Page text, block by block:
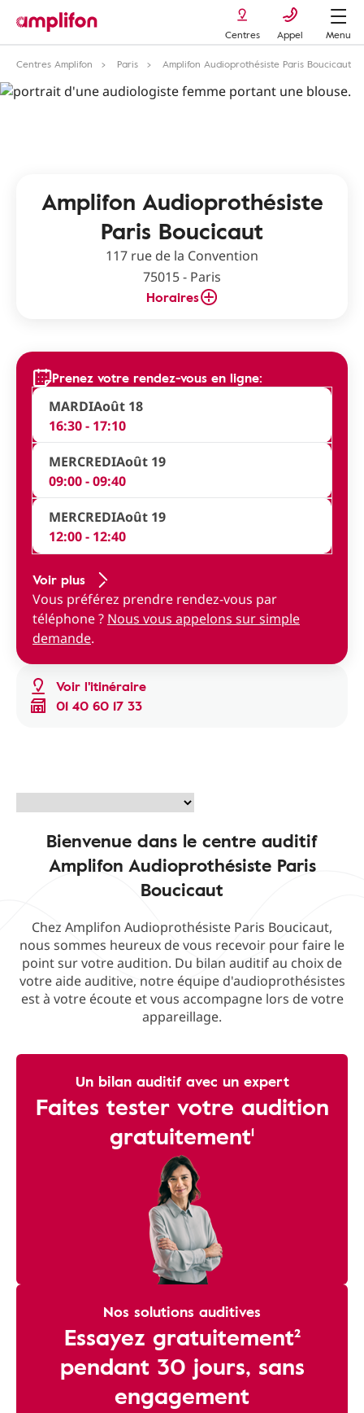
Centres Appel
Menu
Centres Amplifon
Paris Amplifon Audioprothésiste Paris Boucicaut
Amplifon Audioprothésiste
Paris Boucicaut
117 rue de la Convention
75015 - Paris
Horaires
Voir l'itinéraire
01 40 60 17 33
Prenez votre rendez-vous en ligne:
MARDIAoût 18
16:30 - 17:10
MERCREDIAoût 19
09:00 - 09:40
MERCREDIAoût 19
12:00 - 12:40
Voir plus
Vous préférez prendre rendez-vous par
téléphone ? Nous vous appelons sur simple
demande.
Bienvenue dans le centre auditif
Amplifon Audioprothésiste Paris
Boucicaut
Chez Amplifon Audioprothésiste Paris Boucicaut,
nous sommes heureux de vous recevoir pour faire le
point sur votre audition. Du bilan auditif au choix de
votre aide auditive, notre équipe d'audioprothésistes
est à votre écoute et vous accompagne lors de votre
appareillage.
Un bilan auditif avec un expert
Faites tester votre audition
gratuitement¹
Nos solutions auditives
Essayez gratuitement²
pendant 30 jours, sans
engagement